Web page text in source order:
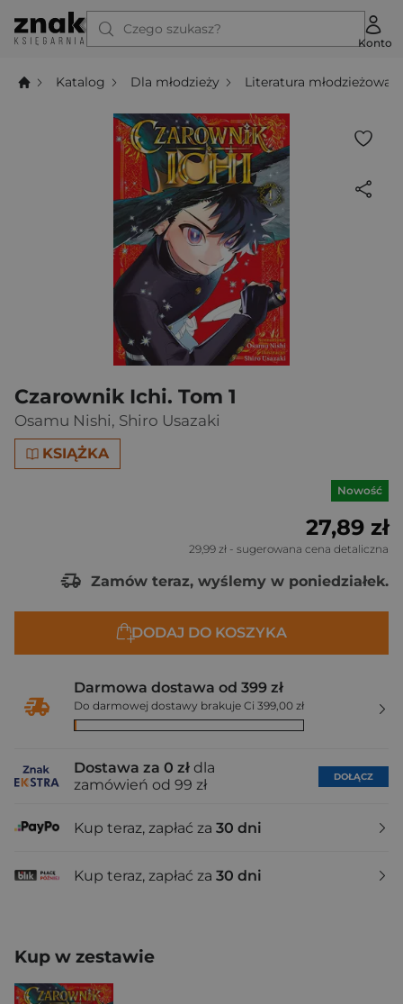
Czego szukasz?
Konto
Katalog Dla młodzieży Literatura młodzieżowa
Czarownik Ichi. Tom 1
Osamu Nishi, Shiro Usazaki
KSIĄŻKA
Nowość
27,89 zł
29,99 zł - sugerowana cena detaliczna
Zamów teraz, wyślemy w poniedziałek.
DODAJ DO KOSZYKA
Darmowa dostawa od 399 zł
Do darmowej dostawy brakuje Ci 399,00 zł
Dostawa za 0 zł dla
zamówień od 99 zł
DOŁĄCZ
Kup teraz, zapłać za 30 dni
Kup teraz, zapłać za 30 dni
Kup w zestawie